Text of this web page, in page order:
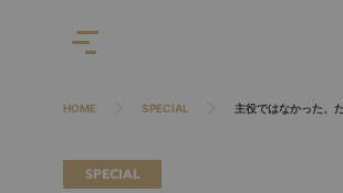
HOME SPECIAL 主役ではなかった、
SPECIAL